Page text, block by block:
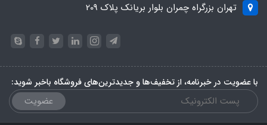
تهران بزرگراه چمران بلوار بریانک پلاک 209
با عضویت در خبرنامه، از تخفیف‌ها و جدیدترین‌های فروشگاه باخبر شوید:
عضویت